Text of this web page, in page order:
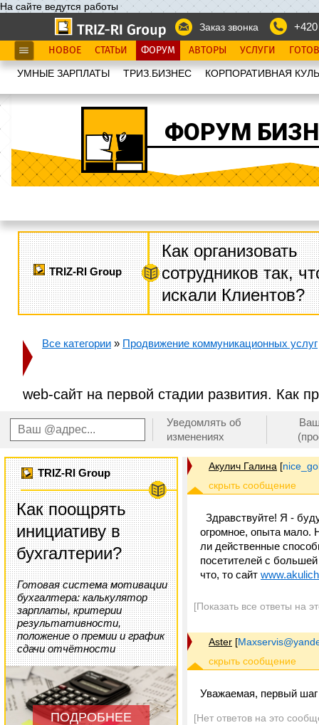
На сайте ведутся работы
Заказ звонка
НОВОЕ СТАТЬИ ФОРУМ АВТОРЫ УСЛУГИ
УМНЫЕ ЗАРПЛАТЫ ТРИЗ.БИЗНЕС КОРПОРАТИВНАЯ
ФОРУМ
TRIZ-RI Group
Как организовать
сотрудников так,
искали Клиентов?
Все категории » Продвижение коммуникационных услуг
web-сайт на первой стадии развития. Как
Уведомлять об
изменениях
TRIZ-RI Group
Как поощрять
инициативу в
бухгалтерии?
Готовая система мотивации
бухгалтера: калькулятор
зарплаты, критерии
результативности,
положение о премии и график
сдачи отчётности
ПОДРОБНЕЕ
Акулич Галина [
Здравствуйте! Я -
огромное, опыта мало.
ли действенные
посетителей с
что, то сайт
[Показать все ответы на
Aster [
Уважаемая, первый
[Нет ответов на это